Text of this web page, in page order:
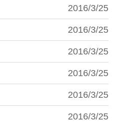
2016/3/25
2016/3/25
2016/3/25
2016/3/25
2016/3/25
2016/3/25